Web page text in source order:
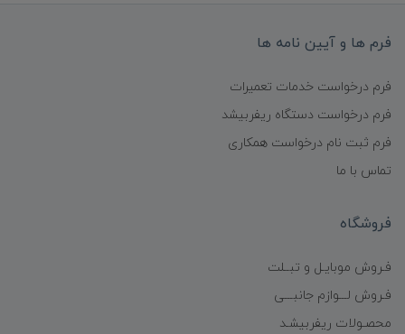
فرم ها و آیین نامه ها
فرم درخواست خدمات تعمیرات
فرم درخواست دستگاه ریفربیشد
فرم ثبت نام درخواست همکاری
تماس با ما
فروشگاه
فـروش موبایـل و تبــلت
فـروش لـــوازم جانبـــی
محصـولات ریفربیشـد